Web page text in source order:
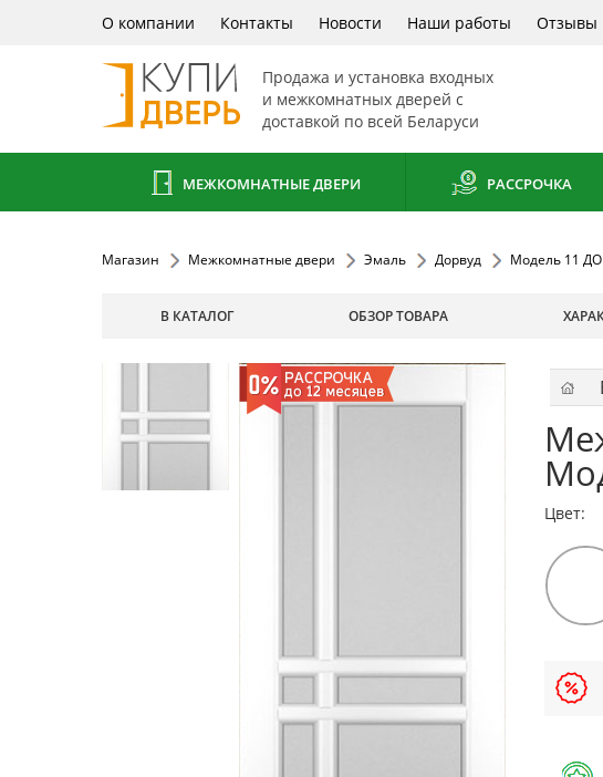
О компании Контакты Новости Наши работы Отзывы
Продажа и установка входных
и межкомнатных дверей с
доставкой по всей Беларуси
МЕЖКОМНАТНЫЕ ДВЕРИ РАССРОЧКА
Магазин Межкомнатные двери Эмаль Дорвуд Модель 11
В КАТАЛОГ ОБЗОР ТОВАРА
Цвет: